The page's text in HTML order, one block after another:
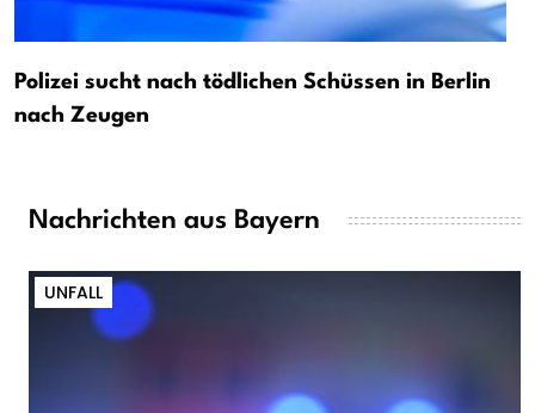
Polizei sucht nach tödlichen Schüssen in Berlin
nach Zeugen
Nachrichten aus Bayern
UNFALL